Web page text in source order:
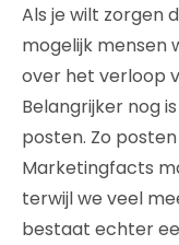
Als je wilt zorgen
mogelijk mensen
over het verloop
Belangrijker nog
posten. Zo
Marketingfacts
terwijl we veel
bestaat echter